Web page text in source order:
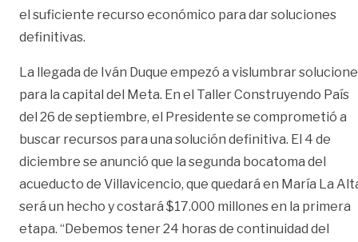
el suficiente recurso económico para dar soluciones
definitivas.
La llegada de Iván Duque empezó a vislumbrar
para la capital del Meta. En el Taller Construyendo País
del 26 de septiembre, el Presidente se comprometió a
buscar recursos para una solución definitiva. El 4 de
diciembre se anunció que la segunda bocatoma del
acueducto de Villavicencio, que quedará en María La
será un hecho y costará $17.000 millones en la primera
etapa. “Debemos tener 24 horas de continuidad del